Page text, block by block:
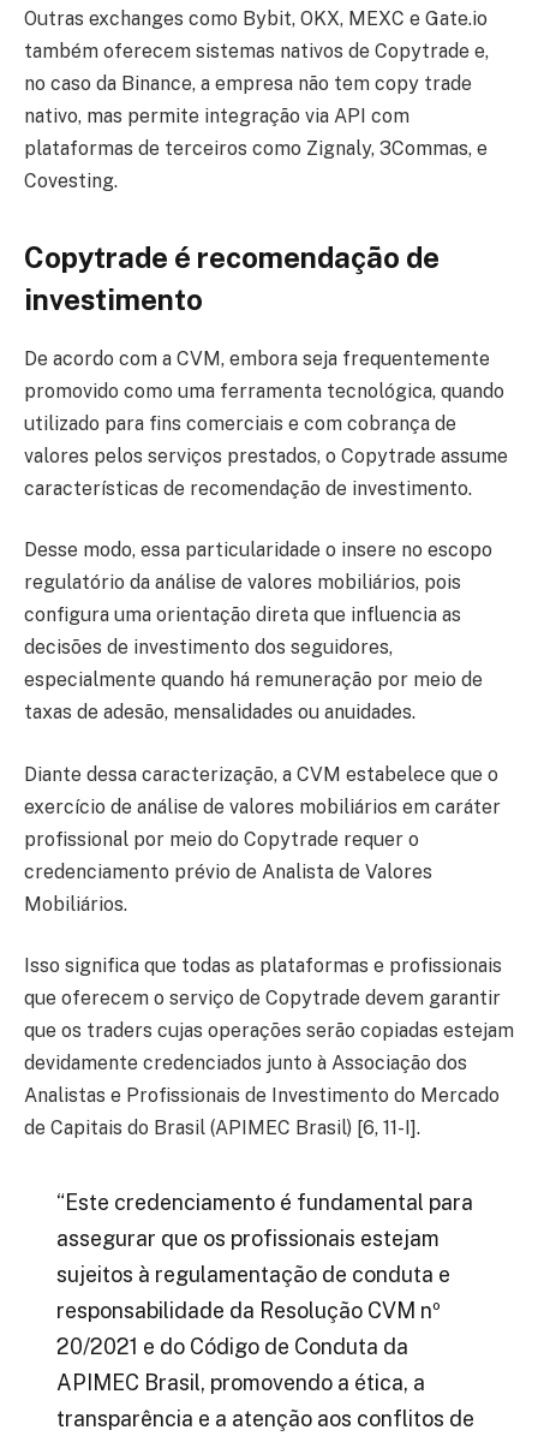
Outras exchanges como Bybit, OKX, MEXC e Gate.io
também oferecem sistemas nativos de Copytrade e,
no caso da Binance, a empresa não tem copy trade
nativo, mas permite integração via API com
plataformas de terceiros como Zignaly, 3Commas, e
Covesting.
Copytrade é recomendação de
investimento
De acordo com a CVM, embora seja frequentemente
promovido como uma ferramenta tecnológica, quando
utilizado para fins comerciais e com cobrança de
valores pelos serviços prestados, o Copytrade assume
características de recomendação de investimento.
Desse modo, essa particularidade o insere no escopo
regulatório da análise de valores mobiliários, pois
configura uma orientação direta que influencia as
decisões de investimento dos seguidores,
especialmente quando há remuneração por meio de
taxas de adesão, mensalidades ou anuidades.
Diante dessa caracterização, a CVM estabelece que o
exercício de análise de valores mobiliários em caráter
profissional por meio do Copytrade requer o
credenciamento prévio de Analista de Valores
Mobiliários.
Isso significa que todas as plataformas e profissionais
que oferecem o serviço de Copytrade devem garantir
que os traders cujas operações serão copiadas estejam
devidamente credenciados junto à Associação dos
Analistas e Profissionais de Investimento do Mercado
de Capitais do Brasil (APIMEC Brasil) [6, 11-I].
“Este credenciamento é fundamental para
assegurar que os profissionais estejam
sujeitos à regulamentação de conduta e
responsabilidade da Resolução CVM nº
20/2021 e do Código de Conduta da
APIMEC Brasil, promovendo a ética, a
transparência e a atenção aos conflitos de